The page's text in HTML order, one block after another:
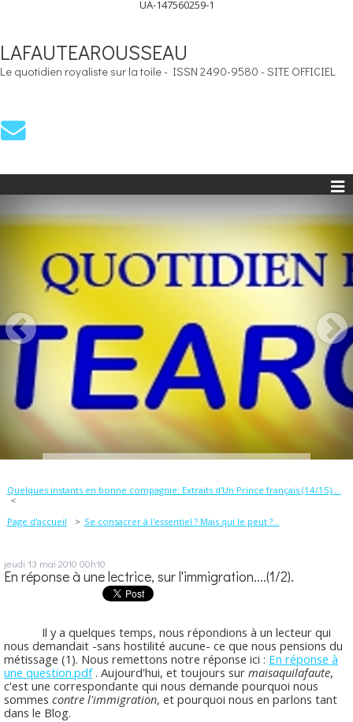
UA-147560259-1
LAFAUTEAROUSSEAU
Le quotidien royaliste sur la toile - ISSN 2490-9580 - SITE OFFICIEL
Quelques instants en bonne compagnie: Extraits d'Un Prince français (14/15)....
Page d'accueil Se consacrer à l'essentiel ? Mais qui le peut ?...
jeudi 13 mai 2010 00h10
En réponse à une lectrice, sur l'immigration....(1/2).
Il y a quelques temps, nous répondions à un lecteur qui
nous demandait -sans hostilité aucune- ce que nous pensions du
métissage (1). Nous remettons notre réponse ici : En réponse à
une question.pdf. Aujourd'hui, et toujours sur maisaquilafaute,
c'est une correspondante qui nous demande pourquoi nous
sommes contre l'immigration, et pourquoi nous en parlons tant
dans le Blog.